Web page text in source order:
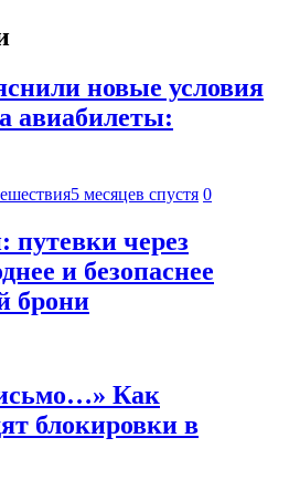
новые условия
авиабилеты:
5 месяцев спустя 0
путевки через
и безопаснее
брони
Как
блокировки в